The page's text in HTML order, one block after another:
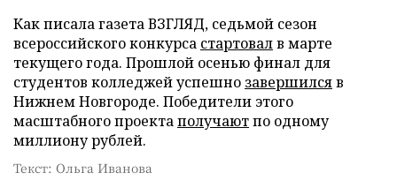
Как писала газета ВЗГЛЯД, седьмой сезон
всероссийского конкурса стартовалв марте
текущего года. Прошлой осенью финал для
студентов колледжей успешно завершилсяв
Нижнем Новгороде. Победители этого
масштабного проектаполучаютпо одному
миллиону рублей.
Текст: Ольга Иванова